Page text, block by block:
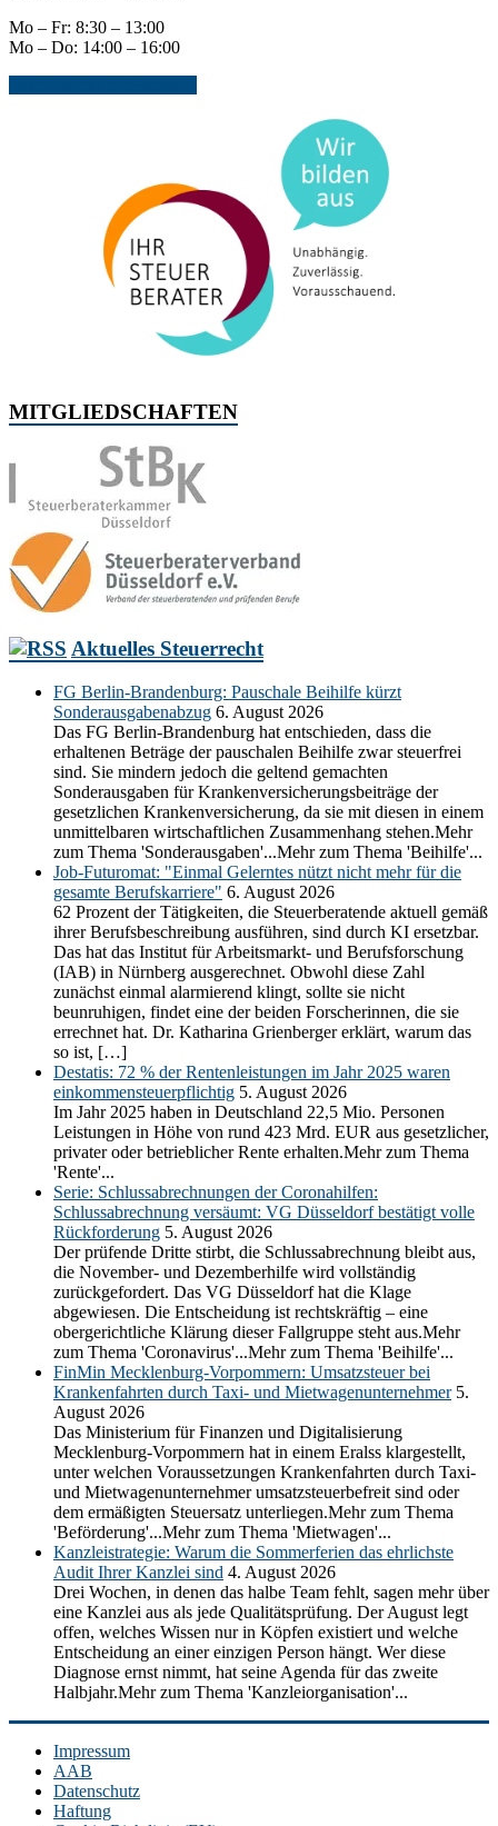
Mo – Fr: 8:30 – 13:00
Mo – Do: 14:00 – 16:00
MITGLIEDSCHAFTEN
Aktuelles Steuerrecht
FG Berlin-Brandenburg: Pauschale Beihilfe kürzt
Sonderausgabenabzug 6. August 2026
Das FG Berlin-Brandenburg hat entschieden, dass die
erhaltenen Beträge der pauschalen Beihilfe zwar steuerfrei
sind. Sie mindern jedoch die geltend gemachten
Sonderausgaben für Krankenversicherungsbeiträge der
gesetzlichen Krankenversicherung, da sie mit diesen in einem
unmittelbaren wirtschaftlichen Zusammenhang stehen.Mehr
zum Thema 'Sonderausgaben'...Mehr zum Thema 'Beihilfe'...
Job-Futuromat: "Einmal Gelerntes nützt nicht mehr für die
gesamte Berufskarriere" 6. August 2026
62 Prozent der Tätigkeiten, die Steuerberatende aktuell gemäß
ihrer Berufsbeschreibung ausführen, sind durch KI ersetzbar.
Das hat das Institut für Arbeitsmarkt- und Berufsforschung
(IAB) in Nürnberg ausgerechnet. Obwohl diese Zahl
zunächst einmal alarmierend klingt, sollte sie nicht
beunruhigen, findet eine der beiden Forscherinnen, die sie
errechnet hat. Dr. Katharina Grienberger erklärt, warum das
so ist, […]
Destatis: 72 % der Rentenleistungen im Jahr 2025 waren
einkommensteuerpflichtig 5. August 2026
Im Jahr 2025 haben in Deutschland 22,5 Mio. Personen
Leistungen in Höhe von rund 423 Mrd. EUR aus gesetzlicher,
privater oder betrieblicher Rente erhalten.Mehr zum Thema
'Rente'...
Serie: Schlussabrechnungen der Coronahilfen:
Schlussabrechnung versäumt: VG Düsseldorf bestätigt volle
Rückforderung 5. August 2026
Der prüfende Dritte stirbt, die Schlussabrechnung bleibt aus,
die November- und Dezemberhilfe wird vollständig
zurückgefordert. Das VG Düsseldorf hat die Klage
abgewiesen. Die Entscheidung ist rechtskräftig – eine
obergerichtliche Klärung dieser Fallgruppe steht aus.Mehr
zum Thema 'Coronavirus'...Mehr zum Thema 'Beihilfe'...
FinMin Mecklenburg-Vorpommern: Umsatzsteuer bei
Krankenfahrten durch Taxi- und Mietwagenunternehmer 5.
August 2026
Das Ministerium für Finanzen und Digitalisierung
Mecklenburg-Vorpommern hat in einem Eralss klargestellt,
unter welchen Voraussetzungen Krankenfahrten durch Taxi-
und Mietwagenunternehmer umsatzsteuerbefreit sind oder
dem ermäßigten Steuersatz unterliegen.Mehr zum Thema
'Beförderung'...Mehr zum Thema 'Mietwagen'...
Kanzleistrategie: Warum die Sommerferien das ehrlichste
Audit Ihrer Kanzlei sind 4. August 2026
Drei Wochen, in denen das halbe Team fehlt, sagen mehr über
eine Kanzlei aus als jede Qualitätsprüfung. Der August legt
offen, welches Wissen nur in Köpfen existiert und welche
Entscheidung an einer einzigen Person hängt. Wer diese
Diagnose ernst nimmt, hat seine Agenda für das zweite
Halbjahr.Mehr zum Thema 'Kanzleiorganisation'...
Impressum
AAB
Datenschutz
Haftung